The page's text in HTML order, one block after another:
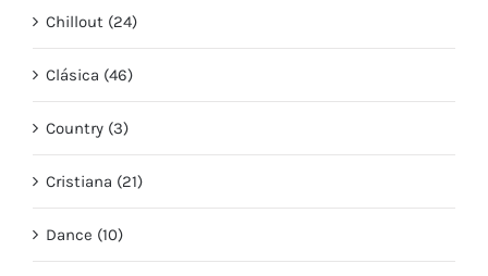
Chillout (24)
Clásica (46)
Country (3)
Cristiana (21)
Dance (10)